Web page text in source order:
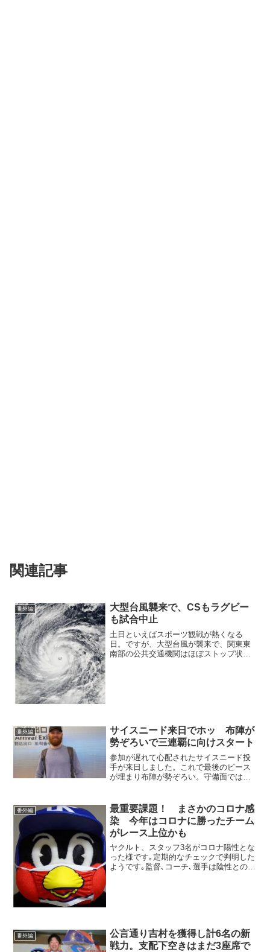
関連記事
番外編
大型台風襲来で、CSもラグビー
も試合中止
土日といえばスポーツ観戦が熱くなる
日。ですが、大型台風が襲来で、関東東
南部の公共交通機関はほぼストップ状
番外編
サイスニード来日でホッ 布陣が
勢ぞろいで三連覇に向けスタート
参加が遅れて心配されたサイスニード投
手が来日しました。これで最後のピース
が埋まり布陣が勢ぞろい。守備面では今
す。
番外編
最重要課題！ まさかのコロナ感
染 今年はコロナに勝ったチーム
がレース上位かも
ヤクルト、スタッフ3名がコロナ陽性とな
った様です｡定期的なチェックで判明した
ようです｡監督､コーチ､選手は陰性とのこ
番外編
公言通り吉村を獲得し計6名の新
戦力。支配下空きはまだ3座席で